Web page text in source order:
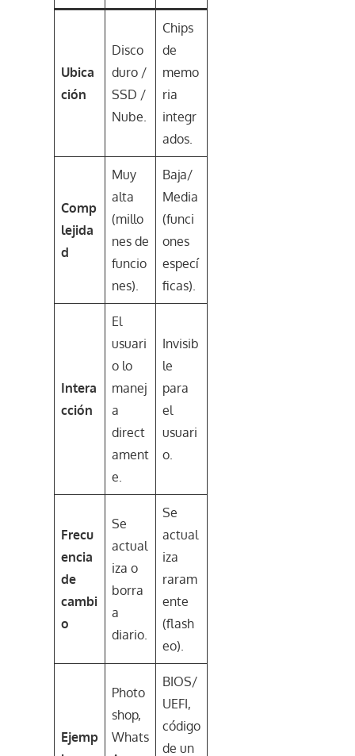
Ubica
ción
Disco
duro /
SSD /
Nube.
Chips
de
memo
ria
integr
ados.
Comp
lejida
d
Muy
alta
(millo
nes de
funcio
nes).
Baja/
Media
(funci
ones
especí
ficas).
Intera
cción
El
usuari
o lo
manej
a
direct
ament
e.
Invisib
le
para
el
usuari
o.
Frecu
encia
de
cambi
o
Se
actual
iza o
borra
a
diario.
Se
actual
iza
raram
ente
(flash
eo).
Ejemp
Photo
shop,
Whats
BIOS/
UEFI,
código
de un